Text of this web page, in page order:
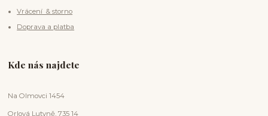
Vrácení & storno
Doprava a platba
Kde nás najdete
Na Olmovci 1454
Orlová Lutyně, 735 14